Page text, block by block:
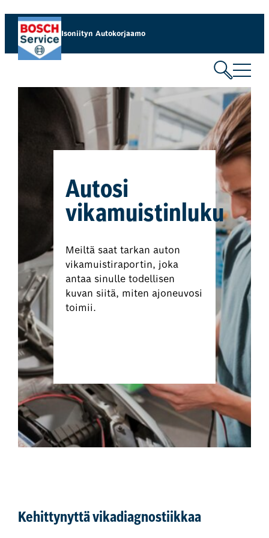
Isoniityn Autokorjaamo
Autosi
vikamuistinluku
Meiltä saat tarkan auton
vikamuistiraportin, joka
antaa sinulle todellisen
kuvan siitä, miten ajoneuvosi
toimii.
Kehittynyttä vikadiagnostiikkaa